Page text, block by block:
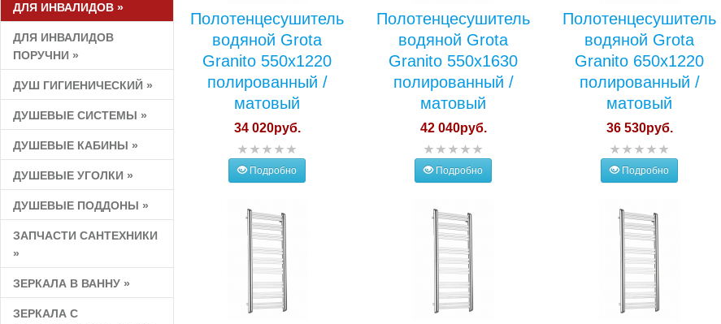
ДЛЯ ИНВАЛИДОВ »
ДЛЯ ИНВАЛИДОВ
ПОРУЧНИ »
ДУШ ГИГИЕНИЧЕСКИЙ »
ДУШЕВЫЕ СИСТЕМЫ »
ДУШЕВЫЕ КАБИНЫ »
ДУШЕВЫЕ УГОЛКИ »
ДУШЕВЫЕ ПОДДОНЫ »
ЗАПЧАСТИ САНТЕХНИКИ
»
ЗЕРКАЛА В ВАННУ »
ЗЕРКАЛА С
Полотенцесушитель
водяной Grota
Granito 550x1220
полированный /
матовый
34 020руб.
Подробно
Полотенцесушитель
водяной Grota
Granito 550x1630
полированный /
матовый
42 040руб.
Подробно
Полотенцесушитель
водяной Grota
Granito 650x1220
полированный /
матовый
36 530руб.
Подробно